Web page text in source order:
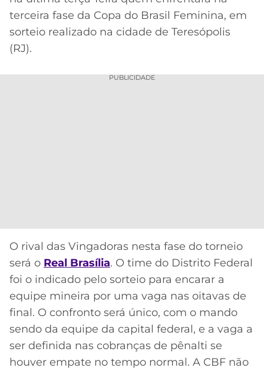
ONLINE
2026
GRÊMIO
MG
LALIGA
Acesse o perfil do autor
no Twitter
terceira fase da Copa do Brasil Feminina, em
sorteio realizado na cidade de Teresópolis
(RJ).
PUBLICIDADE
O rival das Vingadoras nesta fase do torneio
será o Real Brasília. O time do Distrito Federal
foi o indicado pelo sorteio para encarar a
equipe mineira por uma vaga nas oitavas de
final. O confronto será único, com o mando
sendo da equipe da capital federal, e a vaga a
ser definida nas cobranças de pênalti se
houver empate no tempo normal. A CBF não